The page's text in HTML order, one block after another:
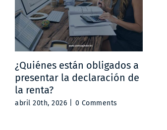
¿Quiénes están obligados a
presentar la declaración de
la renta?
abril 20th, 2026 0 Comments